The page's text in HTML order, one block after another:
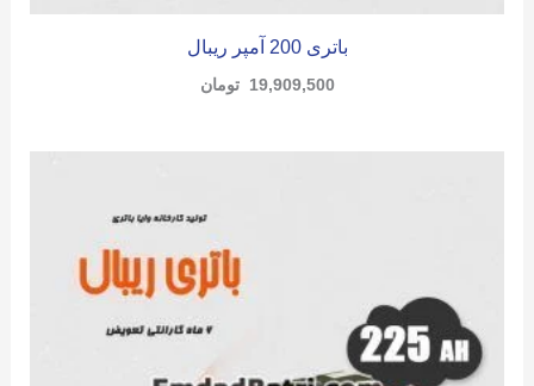
باتری 200 آمپر ریبال
19,909,500 تومان